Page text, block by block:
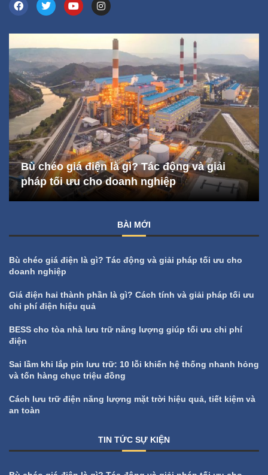
Bù chéo giá điện là gì? Tác động và giải
pháp tối ưu cho doanh nghiệp
BÀI MỚI
Bù chéo giá điện là gì? Tác động và giải pháp tối ưu cho
doanh nghiệp
Giá điện hai thành phần là gì? Cách tính và giải pháp tối ưu
chi phí điện hiệu quả
BESS cho tòa nhà lưu trữ năng lượng giúp tối ưu chi phí
điện
Sai lầm khi lắp pin lưu trữ: 10 lỗi khiến hệ thống nhanh hỏng
và tốn hàng chục triệu đồng
Cách lưu trữ điện năng lượng mặt trời hiệu quả, tiết kiệm và
an toàn
TIN TỨC SỰ KIỆN